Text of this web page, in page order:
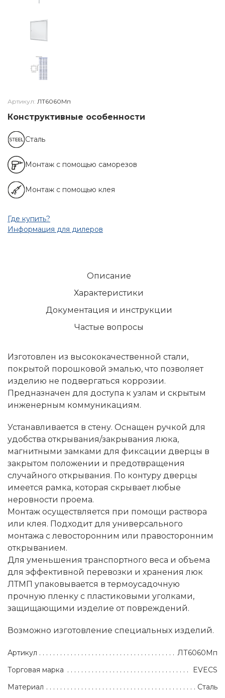
Артикул: ЛТ6060Мп
Конструктивные особенности
Сталь
Монтаж с помощью саморезов
Монтаж с помощью клея
Где купить?
Информация для дилеров
Описание
Характеристики
Документация и инструкции
Частые вопросы
Изготовлен из высококачественной стали,
покрытой порошковой эмалью, что позволяет
изделию не подвергаться коррозии.
Предназначен для доступа к узлам и скрытым
инженерным коммуникациям.
Устанавливается в стену. Оснащен ручкой для
удобства открывания/закрывания люка,
магнитными замками для фиксации дверцы в
закрытом положении и предотвращения
случайного открывания. По контуру дверцы
имеется рамка, которая скрывает любые
неровности проема.
Монтаж осуществляется при помощи раствора
или клея. Подходит для универсального
монтажа с левосторонним или правосторонним
открыванием.
Для уменьшения транспортного веса и объема
для эффективной перевозки и хранения люк
ЛТМП упаковывается в термоусадочную
прочную пленку с пластиковыми уголками,
защищающими изделие от повреждений.
Возможно изготовление специальных изделий.
Артикул
ЛТ6060Мп
Торговая марка
EVECS
Материал
Сталь